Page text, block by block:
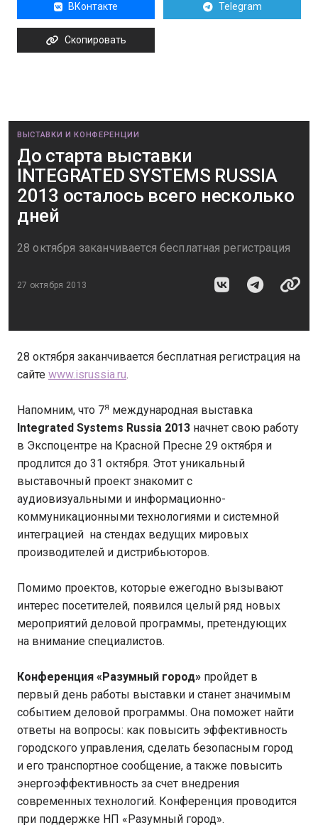
ВКонтакте Telegram
Скопировать
ВЫСТАВКИ И КОНФЕРЕНЦИИ
До старта выставки
INTEGRATED SYSTEMS RUSSIA
2013 осталось всего несколько
дней
28 октября заканчивается бесплатная регистрация
27 октября 2013
28 октября заканчивается бесплатная регистрация на
сайте www.isrussia.ru.
Напомним, что 7я международная выставка
Integrated Systems Russia 2013 начнет свою работу
в Экспоцентре на Красной Пресне 29 октября и
продлится до 31 октября. Этот уникальный
выставочный проект знакомит с
аудиовизуальными и информационно-
коммуникационными технологиями и системной
интеграцией на стендах ведущих мировых
производителей и дистрибьюторов.
Помимо проектов, которые ежегодно вызывают
интерес посетителей, появился целый ряд новых
мероприятий деловой программы, претендующих
на внимание специалистов.
Конференция «Разумный город» пройдет в
первый день работы выставки и станет значимым
событием деловой программы. Она поможет найти
ответы на вопросы: как повысить эффективность
городского управления, сделать безопасным город
и его транспортное сообщение, а также повысить
энергоэффективность за счет внедрения
современных технологий. Конференция проводится
при поддержке НП «Разумный город».